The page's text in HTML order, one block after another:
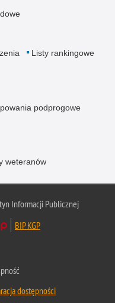
Listy rankingowe
podprogowe
weteranów
Informacji Publicznej
BIP KGP
dostępności